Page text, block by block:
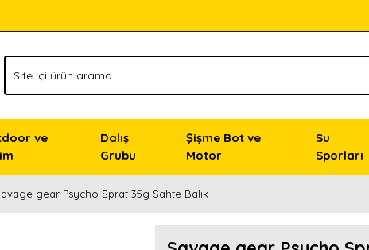
ve
Dalış
Grubu
Şişme Bot ve
Motor
Su
Sporları
gear Psycho Sprat 35g Sahte Balık